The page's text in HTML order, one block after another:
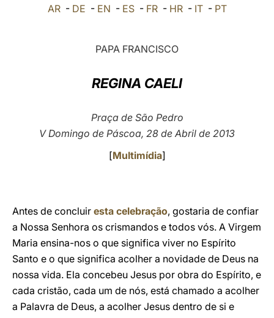
AR- DE - EN - ES- FR- HR- IT- PT
PAPA FRANCISCO
REGINA CAELI
Praça de São Pedro
V Domingo de Páscoa, 28 de Abril de 2013
[Multimídia]
Antes de concluir esta celebração, gostaria de confiar
a Nossa Senhora os crismandos e todos vós. A Virgem
Maria ensina-nos o que significa viver no Espírito
Santo e o que significa acolher a novidade de Deus na
nossa vida. Ela concebeu Jesus por obra do Espírito, e
cada cristão, cada um de nós, está chamado a acolher
a Palavra de Deus, a acolher Jesus dentro de si e